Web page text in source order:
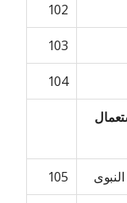
102
103
104
105